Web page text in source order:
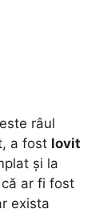
râul
a fost lovit
și la
ar fi fost
exista